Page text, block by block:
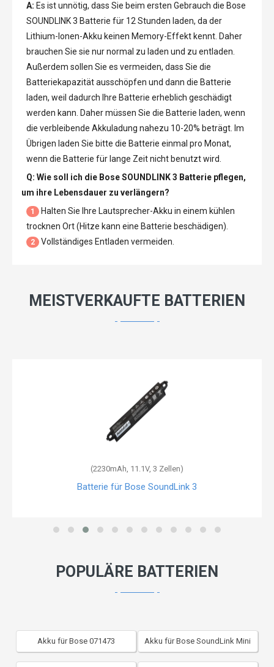
A: Es ist unnötig, dass Sie beim ersten Gebrauch die Bose
SOUNDLINK 3 Batterie für 12 Stunden laden, da der
Lithium-Ionen-Akku keinen Memory-Effekt kennt. Daher
brauchen Sie sie nur normal zu laden und zu entladen.
Außerdem sollen Sie es vermeiden, dass Sie die
Batteriekapazität ausschöpfen und dann die Batterie
laden, weil dadurch Ihre Batterie erheblich geschädigt
werden kann. Daher müssen Sie die Batterie laden, wenn
die verbleibende Akkuladung nahezu 10-20% beträgt. Im
Übrigen laden Sie bitte die Batterie einmal pro Monat,
wenn die Batterie für lange Zeit nicht benutzt wird.
Q: Wie soll ich die Bose SOUNDLINK 3 Batterie pflegen,
um ihre Lebensdauer zu verlängern?
1
Halten Sie Ihre Lautsprecher-Akku in einem kühlen
trocknen Ort (Hitze kann eine Batterie beschädigen).
2 Vollständiges Entladen vermeiden.
MEISTVERKAUFTE BATTERIEN
(2230mAh, 11.1V, 3 Zellen)
Batterie für Bose SoundLink 3
POPULÄRE BATTERIEN
Akku für Bose 071473 Akku für Bose SoundLink Mini